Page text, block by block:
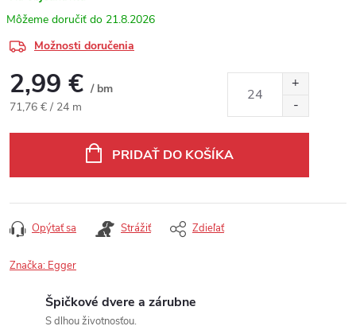
21.8.2026
Možnosti doručenia
2,99 € / bm
Jednotková cena:
71,76 € / 24 m
PRIDAŤ DO KOŠÍKA
Opýtať sa Strážiť Zdieľať
Značka: Egger
Špičkové dvere a zárubne
S dlhou životnosťou.